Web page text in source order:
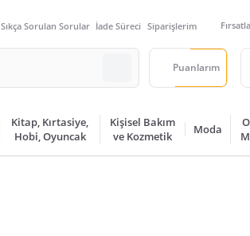
Sıkça Sorulan Sorular İade Süreci Siparişlerim
Puanlarım
Kitap, Kırtasiye,
Hobi, Oyuncak
Kişisel Bakım
ve Kozmetik
Moda